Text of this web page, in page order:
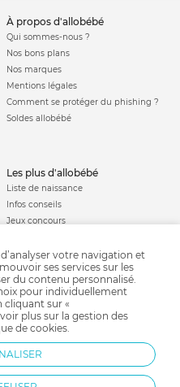
à propos d'allobébé
Qui sommes-nous ?
Nos bons plans
Nos marques
Mentions légales
Comment se protéger du phishing ?
Soldes allobébé
les plus d'allobébé
Liste de naissance
Infos conseils
Jeux concours
Parrainage
Paiement sécurisé
Charte qualité
votre navigation et
ses services sur les
du contenu personnalisé.
pour individuellement
cliquant sur «
plus sur la gestion des
de cookies.